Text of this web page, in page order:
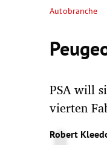
Autobranche
PSA will
vierten
Robert